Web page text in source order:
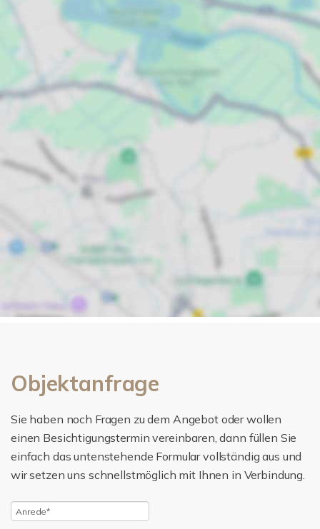
Objektanfrage
Sie haben noch Fragen zu dem Angebot oder wollen
einen Besichtigungstermin vereinbaren, dann füllen Sie
einfach das untenstehende Formular vollständig aus und
wir setzen uns schnellstmöglich mit Ihnen in Verbindung.